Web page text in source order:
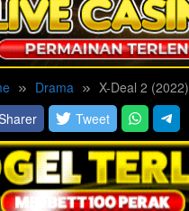
Drama
X-Deal 2 (2022)
Tweet